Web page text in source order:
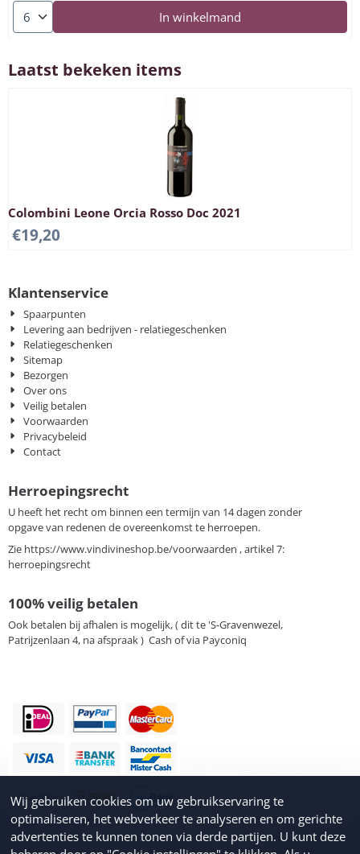
Aantal kiezen voor La Braccesca Vino Nobile Di Montepulciano
In winkelmand
Laatst bekeken items
Colombini Leone Orcia Rosso Doc 2021
€19,20
Klantenservice
Spaarpunten
Levering aan bedrijven - relatiegeschenken
Relatiegeschenken
Sitemap
Bezorgen
Over ons
Veilig betalen
Voorwaarden
Privacybeleid
Contact
Herroepingsrecht
U heeft het recht om binnen een termijn van 14 dagen zonder
opgave van redenen de overeenkomst te herroepen.
Zie https://www.vindivineshop.be/voorwaarden , artikel 7:
herroepingsrecht
100% veilig betalen
Ook betalen bij afhalen is mogelijk, ( dit te 'S-Gravenwezel,
Patrijzenlaan 4, na afspraak ) Cash of via Payconiq
Wij gebruiken cookies om uw gebruikservaring te
optimaliseren, het webverkeer te analyseren en om gerichte
advertenties te kunnen tonen via derde partijen. U kunt deze